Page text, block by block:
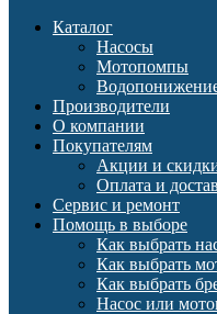
Каталог
Насосы
Мотопомпы
Производители
О компании
Покупателям
Акции и
Оплата и
Сервис и ремонт
Помощь в выборе
Как выбрать
Как выбрать
Как выбрать
Насос или